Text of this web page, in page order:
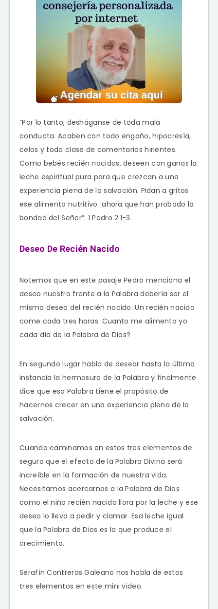
“Por lo tanto, desháganse de toda mala
conducta. Acaben con todo engaño, hipocresía,
celos y toda clase de comentarios hirientes.
Como bebés recién nacidos, deseen con ganas la
leche espiritual pura para que crezcan a una
experiencia plena de la salvación. Pidan a gritos
ese alimento nutritivo ahora que han probado la
bondad del Señor”. 1 Pedro 2:1-3.
Deseo De Recién Nacido
Notemos que en este pasaje Pedro menciona el
deseo nuestro frente a la Palabra debería ser el
mismo deseo del recién nacido. Un recién nacido
come cada tres horas. Cuanto me alimento yo
cada día de la Palabra de Dios?
En segundo lugar habla de desear hasta la última
instancia la hermosura de la Palabra y finalmente
dice que esa Palabra tiene el propósito de
hacernos crecer en una experiencia plena de la
salvación.
Cuando caminamos en estos tres elementos de
seguro que el efecto de la Palabra Divina será
increíble en la formación de nuestra vida.
Necesitamos acercarnos a la Palabra de Dios
como el niño recién nacido llora por la leche y ese
deseo lo lleva a pedir y clamar. Esa leche igual
que la Palabra de Dios es la que produce el
crecimiento.
Serafín Contreras Galeano nos habla de estos
tres elementos en este mini video.